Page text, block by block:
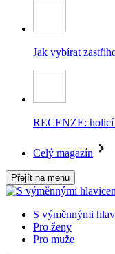
Jak vybírat
RECENZE: holicí
Celý magazín
Přejít na menu
S výměnnými
Pro ženy
Pro muže